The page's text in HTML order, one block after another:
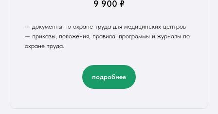
9 900 ₽
— документы по охране труда для медицинских центров
— приказы, положения, правила, программы и журналы по
охране труда.
подробнее